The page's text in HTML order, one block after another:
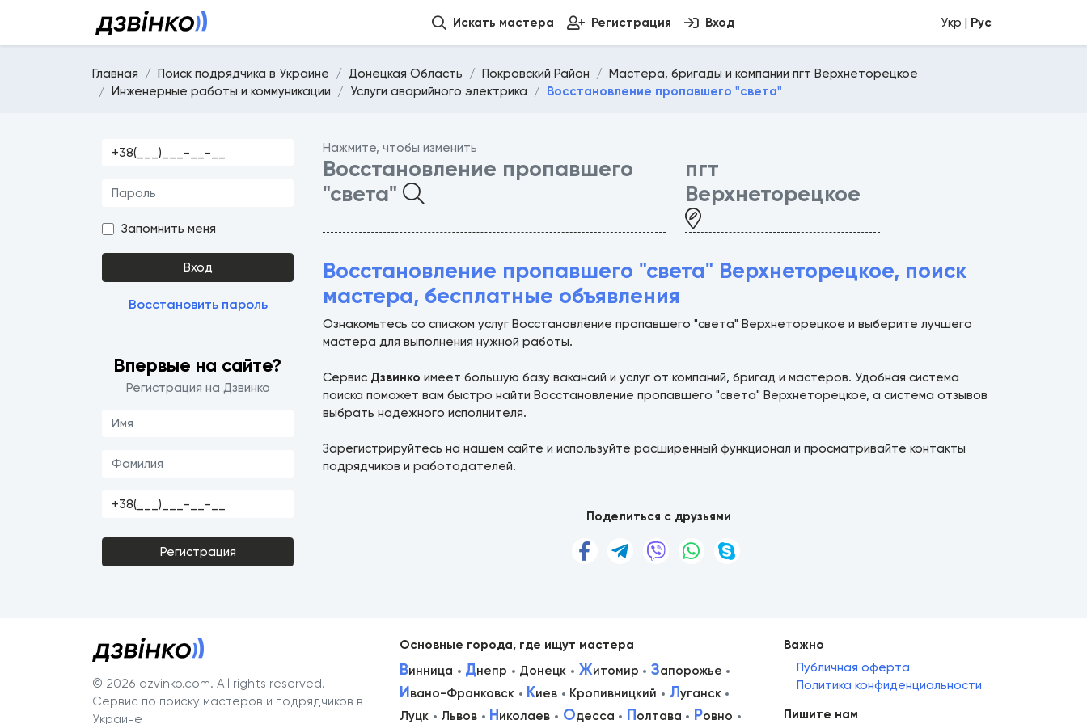
Искать мастера Регистрация Вход Укр | Рус
Главная Поиск подрядчика в Украине Донецкая Область Покровский Район
Мастера, бригады и компании пгт Верхнеторецкое
Инженерные работы и коммуникации
Услуги аварийного электрика Восстановление пропавшего "света"
Запомнить меня
Вход
Восстановить пароль
Впервые на сайте?
Регистрация на Дзвинко
Регистрация
Нажмите, чтобы изменить
Восстановление пропавшего
"света"
пгт
Верхнеторецкое
Восстановление пропавшего "света" Верхнеторецкое, поиск
мастера, бесплатные объявления
Ознакомьтесь со списком услуг Восстановление пропавшего "света" Верхнеторецкое и выберите лучшего
мастера для выполнения нужной работы.
Сервис Дзвинко имеет большую базу вакансий и услуг от компаний, бригад и мастеров. Удобная система
поиска поможет вам быстро найти Восстановление пропавшего "света" Верхнеторецкое, а система отзывов
выбрать надежного исполнителя.
Зарегистрируйтесь на нашем сайте и используйте расширенный функционал и просматривайте контакты
подрядчиков и работодателей.
Поделиться с друзьями
© 2026 dzvinko.com. All rights reserved.
Сервис по поиску мастеров и подрядчиков в
Украине
Основные города, где ищут мастера
Винница Днепр Донецк Житомир Запорожье
Ивано-Франковск Киев Кропивницкий Луганск
Луцк
Львов Николаев Одесса Полтава Ровно
Важно
Публичная оферта
Политика конфиденциальности
Пишите нам